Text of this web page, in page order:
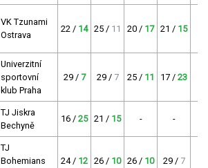
VK Tzunami
Ostrava
22 / 14 25 / 11 20 / 17 21 / 15
Univerzitní
sportovní
klub Praha
29 / 7 29 / 7 25 / 11 17 / 23
TJ Jiskra
Bechyně
16 / 25 21 / 15 - -
TJ
Bohemians
24 / 12 26 / 10 26 / 10 29 / 7